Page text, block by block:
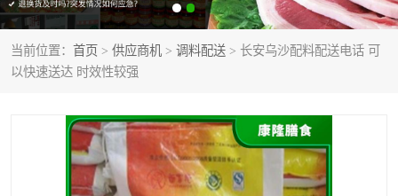
当前位置： 首页 > 供应商机 > 调料配送 > 长安乌沙配料配送电话 可
以快速送达 时效性较强
海鲜配送 食材配送
调料配送 企业工厂食堂承包
干货配送 副食配送
水果配送